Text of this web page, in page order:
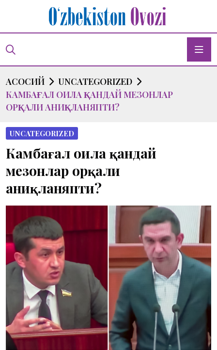
АСОСИЙ
UNCATEGORIZED
КАМБАҒАЛ ОИЛА ҚАНДАЙ МЕЗОНЛАР
ОРҚАЛИ АНИҚЛАНЯПТИ?
UNCATEGORIZED
Камбағал оила қандай
мезонлар орқали
аниқланяпти?